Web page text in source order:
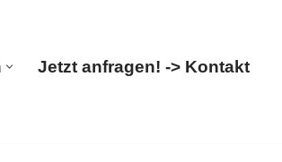
Jetzt anfragen! -> Kontakt